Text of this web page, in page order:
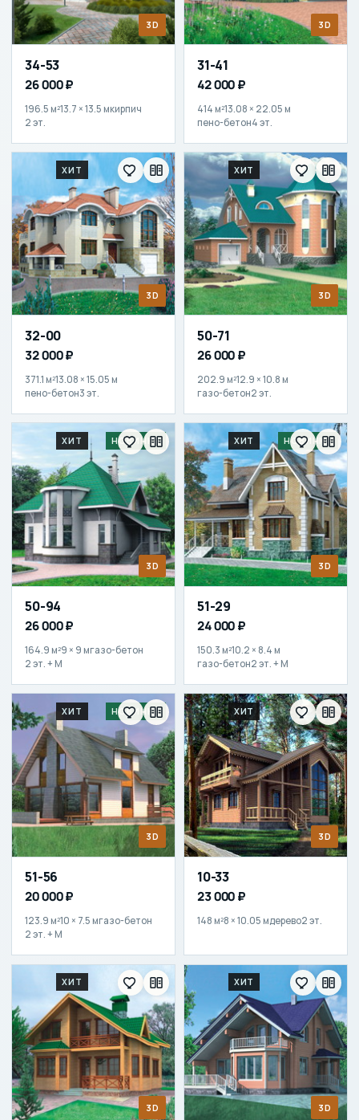
3D
34-53
26 000 ₽
196.5 м²13.7 × 13.5 мкирпич
2 эт.
3D
31-41
42 000 ₽
414 м²13.08 × 22.05 м
пено-бетон4 эт.
3D
ХИТ
32-00
32 000 ₽
371.1 м²13.08 × 15.05 м
пено-бетон3 эт.
3D
ХИТ
50-71
26 000 ₽
202.9 м²12.9 × 10.8 м
газо-бетон2 эт.
3D
ХИТ НОВИНКА
50-94
26 000 ₽
164.9 м²9 × 9 мгазо-бетон
2 эт. + М
3D
ХИТ НОВИНКА
51-29
24 000 ₽
150.3 м²10.2 × 8.4 м
газо-бетон2 эт. + М
3D
ХИТ НОВИНКА
51-56
20 000 ₽
123.9 м²10 × 7.5 мгазо-бетон
2 эт. + М
3D
ХИТ
10-33
23 000 ₽
148 м²8 × 10.05 мдерево2 эт.
3D
ХИТ
3D
ХИТ